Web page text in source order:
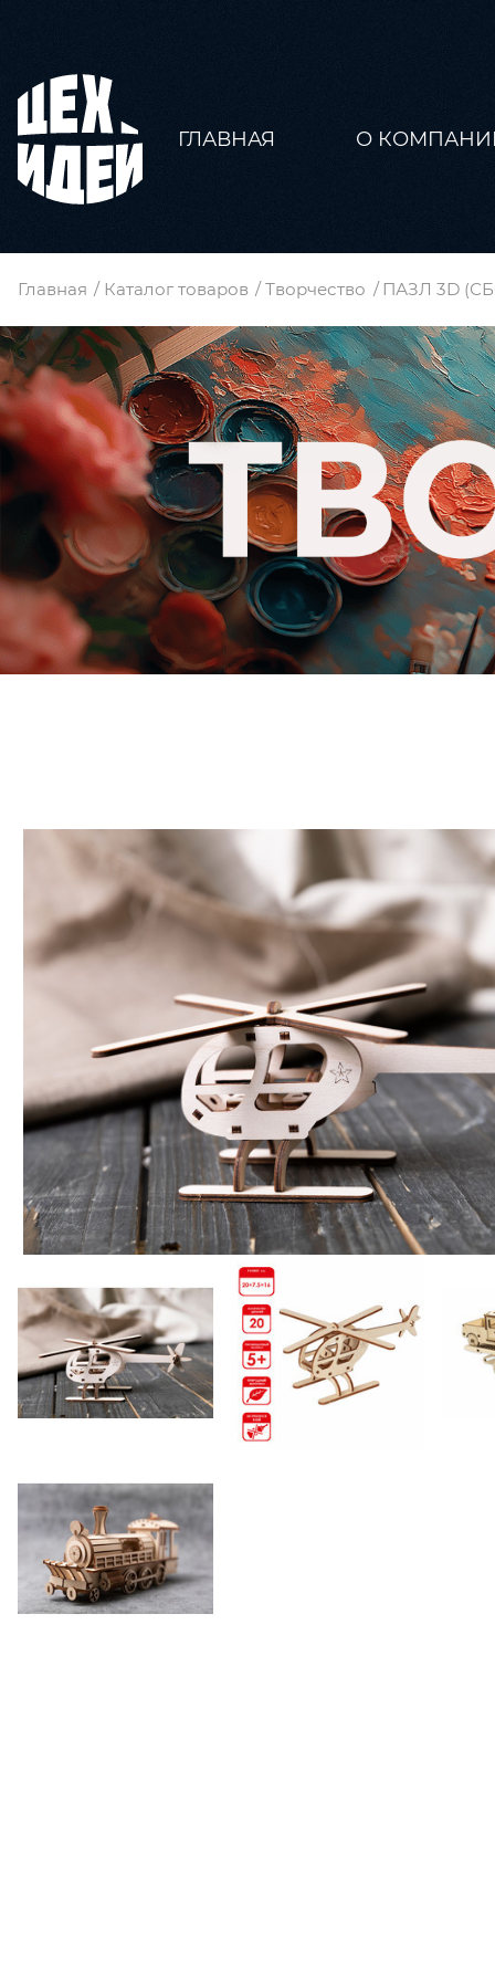
ГЛАВНАЯ О
Главная Каталог товаров Творчество ПАЗЛ 3D